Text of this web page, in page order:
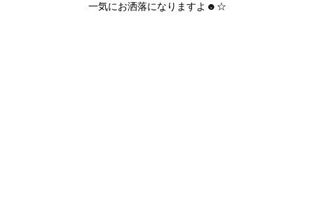
一気にお洒落になりますよ☻☆